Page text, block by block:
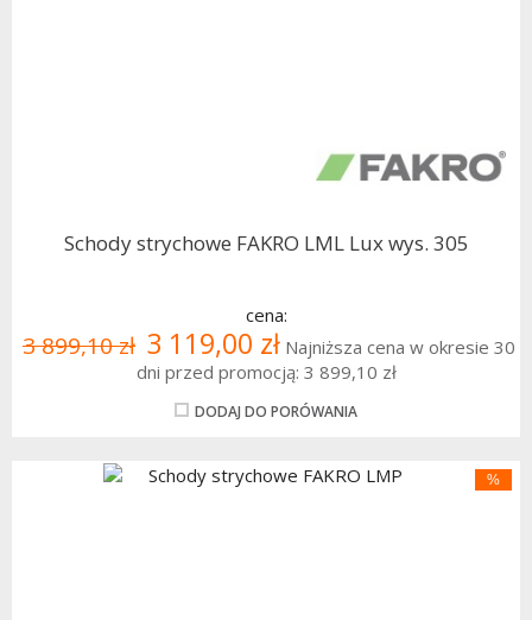
Schody strychowe FAKRO LML Lux wys. 305
cena:
3 899,10 zł 3 119,00 zł Najniższa cena w okresie 30
dni przed promocją: 3 899,10 zł
DODAJ DO PORÓWANIA
%